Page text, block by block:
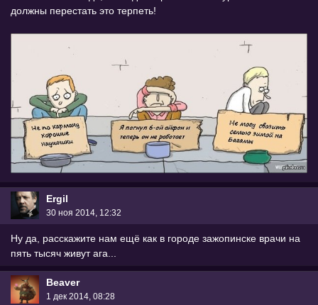
должны перестать это терпеть!
Ergil
30 ноя 2014, 12:32
Ну да, расскажите нам ещё как в городе зажопинске врачи на
пять тысяч живут ага...
Beaver
1 дек 2014, 08:28